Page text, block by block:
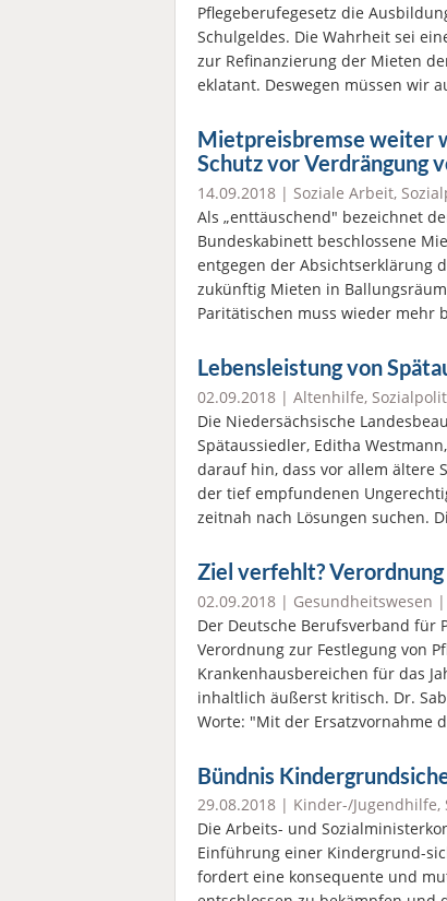
Pflegeberufegesetz die
Schulgeldes. Die Wahrheit sei
zur Refinanzierung der Mieten
eklatant. Deswegen müssen wir
Mietpreisbremse weiter
Schutz vor Verdrängung
14.09.2018 | Soziale Arbeit,
Als „enttäuschend" bezeichnet
Bundeskabinett beschlossene
entgegen der Absichtserklärung
zukünftig Mieten in
Paritätischen muss wieder mehr
Lebensleistung von
02.09.2018 | Altenhilfe,
Die Niedersächsische
Spätaussiedler, Editha
darauf hin, dass vor allem ältere
der tief empfundenen
zeitnah nach Lösungen suchen.
Ziel verfehlt?
02.09.2018 | Gesundheitswesen |
Der Deutsche Berufsverband für
Verordnung zur Festlegung von
Krankenhausbereichen für das
inhaltlich äußerst kritisch. Dr.
Worte: "Mit der Ersatzvornahme
Bündnis
29.08.2018 | Kinder-/Jugendhilfe,
Die Arbeits- und
Einführung einer Kindergrund-
fordert eine konsequente und